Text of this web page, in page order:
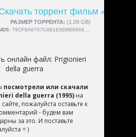
торрент фильм
РАЗМЕР ТОРРЕНТА: (1.09 GB)
СКАЧАЛИ:4189
79CF9A6767C4B1E8D8B99683DBAF3FF9
онлайн файл: Prigionieri
della guerra
посмотрели или скачали
della guerra (1995) на
пожалуйста оставьте к
- будем вам
за это. И поставьте
= )